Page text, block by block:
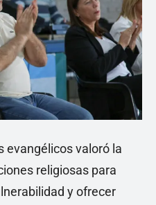
evangélicos valoró la
religiosas para
y ofrecer